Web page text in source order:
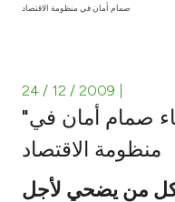
Banking Tiers
Investment
صمام أمان في منظومة الاقتصاد
24 / 12 / 2009
"بيتك" : دور رجال الإطفاء صمام أمان في
منظومة الاقتصاد
كل من يضحي لأجل